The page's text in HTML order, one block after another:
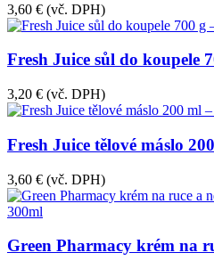
3,60 € (vč. DPH)
Fresh Juice sůl do koupele
3,20 € (vč. DPH)
Fresh Juice tělové máslo
3,60 € (vč. DPH)
Green Pharmacy krém na